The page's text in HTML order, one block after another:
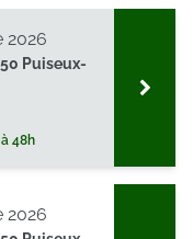
Puiseux-
48h
2026
2026